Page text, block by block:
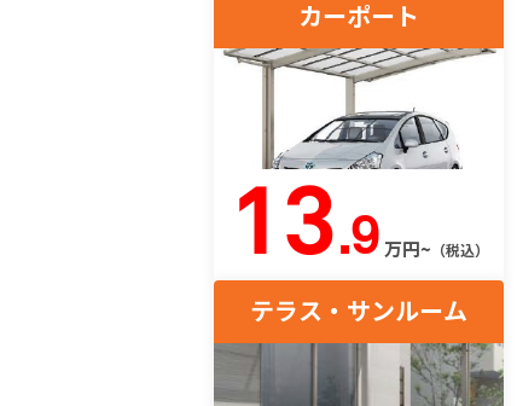
カーポート
13.9 万円~ （税込）
テラス・サンルーム